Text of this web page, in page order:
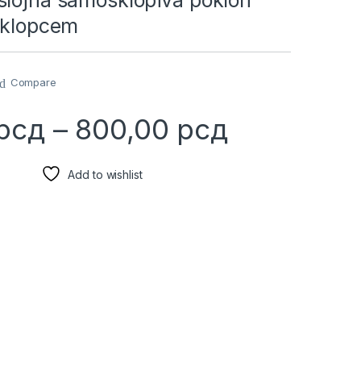
Compare
– 800,00 рсдPrice
Add to wishlist